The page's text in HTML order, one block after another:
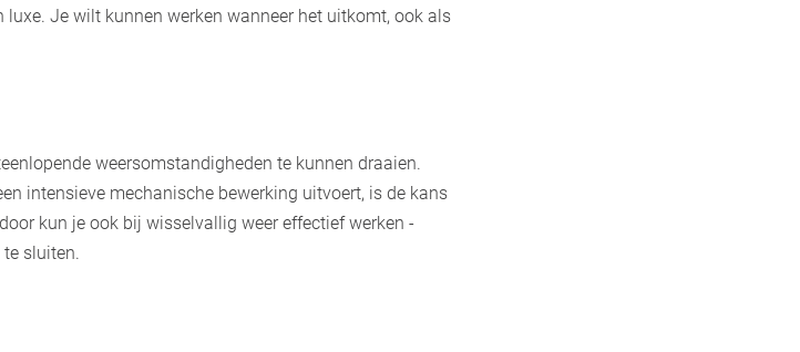
Je wilt kunnen werken wanneer het uitkomt, ook als
weersomstandigheden te kunnen draaien.
intensieve mechanische bewerking uitvoert, is de kans
kun je ook bij wisselvallig weer effectief werken -
sluiten.